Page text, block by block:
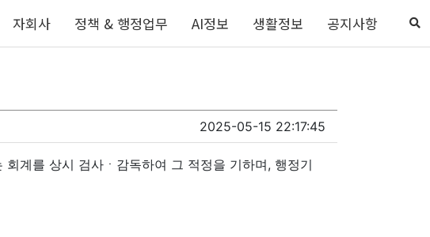
자회사 정책 & 행정업무 AI정보 생활정보 공지사항
2025-05-15 22:17:45
계를 상시 검사ㆍ감독하여 그 적정을 기하며, 행정기